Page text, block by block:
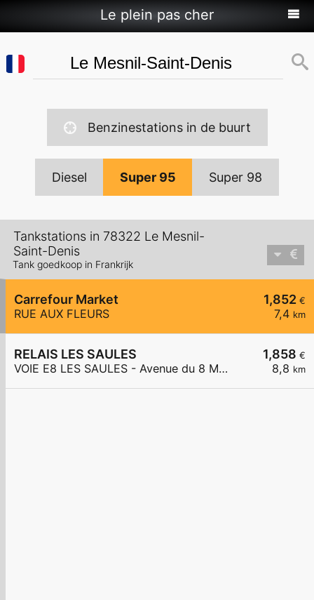
Le plein pas cher
Benzinestations in de buurt
Diesel Super 95 Super 98
Tankstations in 78322 Le Mesnil-
Saint-Denis
Tank goedkoop in Frankrijk
1,852 €
7,4 km
Carrefour Market
RUE AUX FLEURS
1,858 €
8,8 km
RELAIS LES SAULES
VOIE E8 LES SAULES - Avenue du 8 Mai 1945